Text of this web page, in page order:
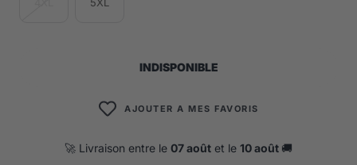
INDISPONIBLE
AJOUTER A MES FAVORIS
🚀 Livraison entre le 07 août et le 10 août 🚚